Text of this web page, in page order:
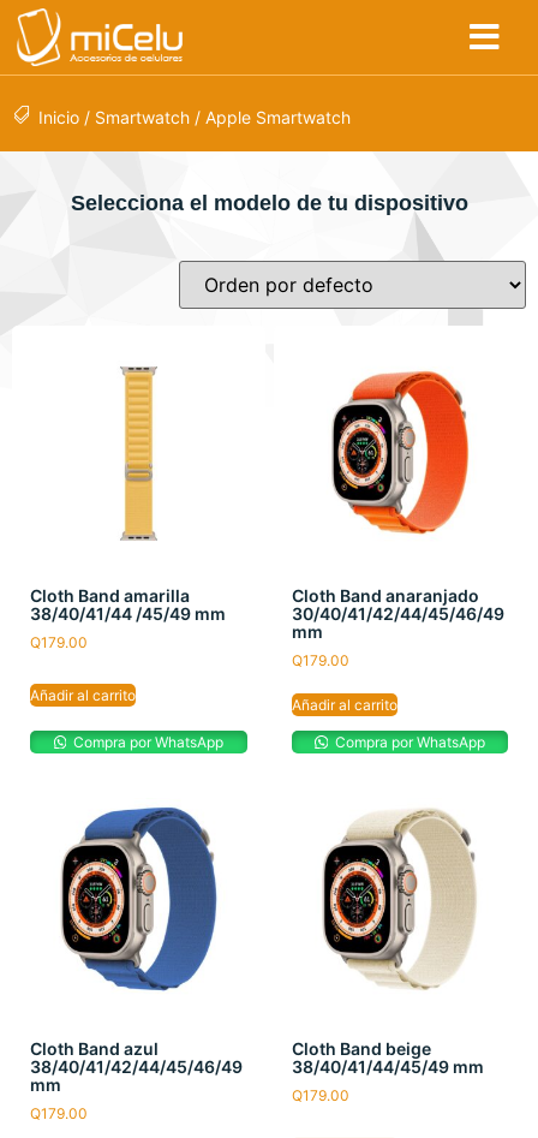
Inicio / Smartwatch / Apple Smartwatch
Selecciona el modelo de tu dispositivo
Cloth Band amarilla
38/40/41/44 /45/49 mm
Q179.00
Añadir al carrito
Compra por WhatsApp
Cloth Band anaranjado
30/40/41/42/44/45/46/49
mm
Q179.00
Añadir al carrito
Compra por WhatsApp
Cloth Band azul
38/40/41/42/44/45/46/49
mm
Q179.00
Cloth Band beige
38/40/41/44/45/49 mm
Q179.00